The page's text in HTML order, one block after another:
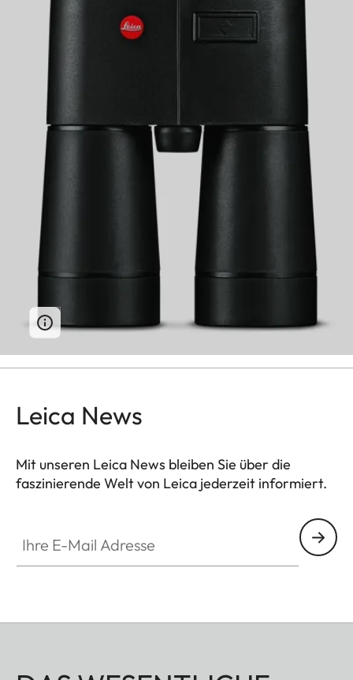
Leica News
Mit unseren Leica News bleiben Sie über die
faszinierende Welt von Leica jederzeit informiert.